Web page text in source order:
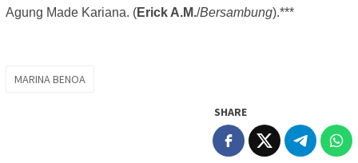
Agung Made Kariana. (Erick A.M./Bersambung).***
MARINA BENOA
SHARE